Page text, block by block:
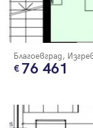
Благоевград,
76 461